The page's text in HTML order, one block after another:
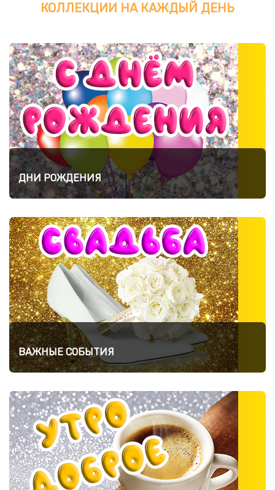
КОЛЛЕКЦИИ НА КАЖДЫЙ ДЕНЬ
ДНИ РОЖДЕНИЯ
ВАЖНЫЕ СОБЫТИЯ